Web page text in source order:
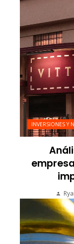
INVERSIONES Y